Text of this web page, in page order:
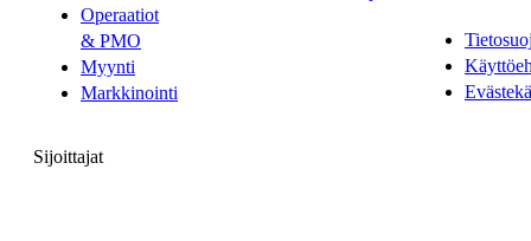
Operaatiot
& PMO
Myynti
Markkinointi
Sijoittajat